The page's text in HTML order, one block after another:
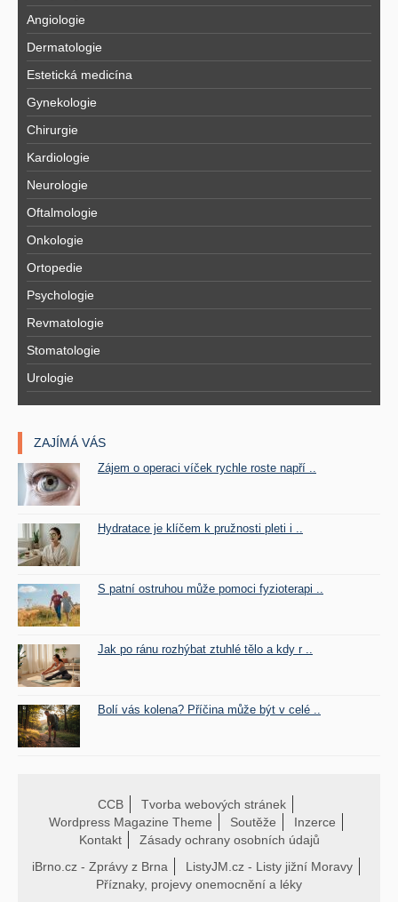
Angiologie
Dermatologie
Estetická medicína
Gynekologie
Chirurgie
Kardiologie
Neurologie
Oftalmologie
Onkologie
Ortopedie
Psychologie
Revmatologie
Stomatologie
Urologie
ZAJÍMÁ VÁS
Zájem o operaci víček rychle roste napří ..
Hydratace je klíčem k pružnosti pleti i ..
S patní ostruhou může pomoci fyzioterapi ..
Jak po ránu rozhýbat ztuhlé tělo a kdy r ..
Bolí vás kolena? Příčina může být v celé ..
CCB
Tvorba webových stránek
Wordpress Magazine Theme
Soutěže
Inzerce
Kontakt
Zásady ochrany osobních údajů
iBrno.cz - Zprávy z Brna
ListyJM.cz - Listy jižní Moravy
Příznaky, projevy onemocnění a léky